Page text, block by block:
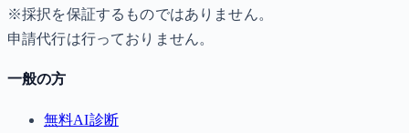
※採択を保証するものではありません。
申請代行は行っておりません。
一般の方
無料AI診断